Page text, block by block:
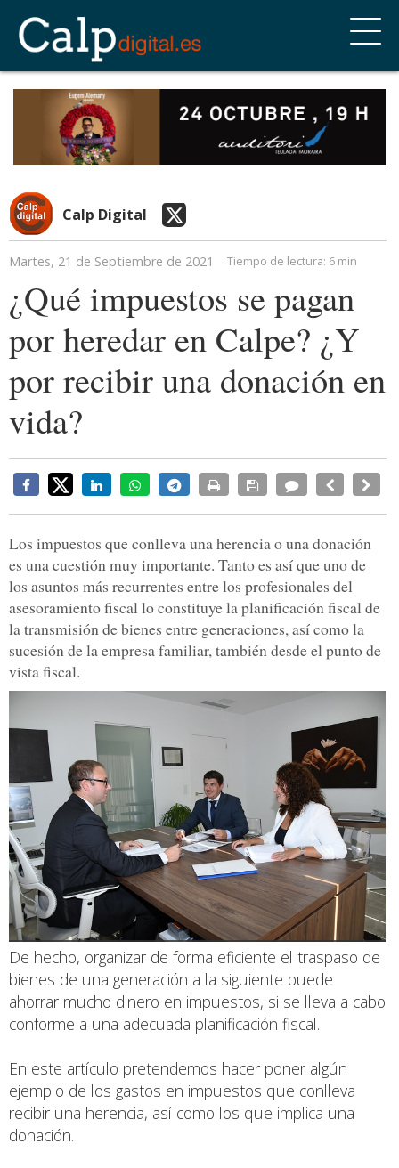
Calp Digital
Martes, 21 de Septiembre de 2021 Tiempo de lectura: 6 min
¿Qué impuestos se pagan
por heredar en Calpe? ¿Y
por recibir una donación en
vida?
Los impuestos que conlleva una herencia o una donación
es una cuestión muy importante. Tanto es así que uno de
los asuntos más recurrentes entre los profesionales del
asesoramiento fiscal lo constituye la planificación fiscal de
la transmisión de bienes entre generaciones, así como la
sucesión de la empresa familiar, también desde el punto de
vista fiscal.
De hecho, organizar de forma eficiente el traspaso de
bienes de una generación a la siguiente puede
ahorrar mucho dinero en impuestos, si se lleva a cabo
conforme a una adecuada planificación fiscal.
En este artículo pretendemos hacer poner algún
ejemplo de los gastos en impuestos que conlleva
recibir una herencia, así como los que implica una
donación.